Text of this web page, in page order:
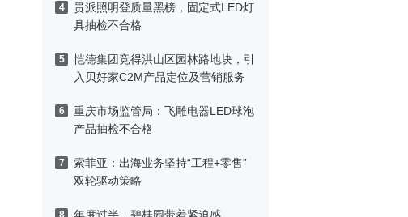
4
贵派照明登质量黑榜，固定式LED灯
具抽检不合格
5
恺德集团竞得洪山区园林路地块，引
入贝好家C2M产品定位及营销服务
6
重庆市场监管局：飞雕电器LED球泡
产品抽检不合格
7
索菲亚：出海业务坚持“工程+零售”
双轮驱动策略
8